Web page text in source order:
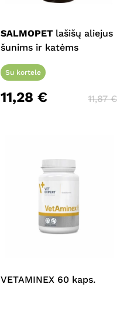
SALMOPET lašišų aliejus
šunims ir katėms
Su kortele
11,28€ 11,87€
VETAMINEX 60 kaps.